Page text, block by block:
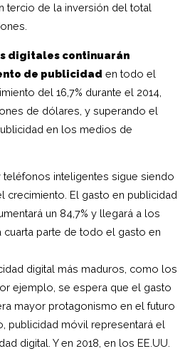
tercio de la inversión del total
digitales continuarán
de publicidad en todo el
del 16,7% durante el 2014,
de dólares, y superando el
en los medios de
teléfonos inteligentes sigue siendo
crecimiento. El gasto en publicidad
un 84,7% y llegará a los
cuarta parte de todo el gasto en
digital más maduros, como los
ejemplo, se espera que el gasto
mayor protagonismo en el futuro
publicidad móvil representará el
digital. Y en 2018, en los EE.UU.